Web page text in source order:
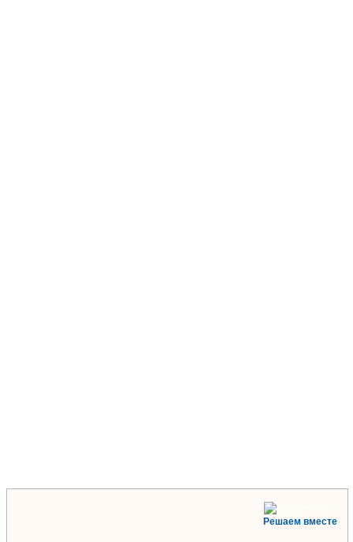
Решаем вместе